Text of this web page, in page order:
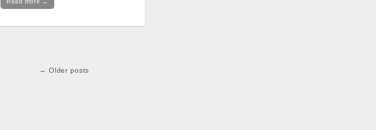
Read more →
← Older posts